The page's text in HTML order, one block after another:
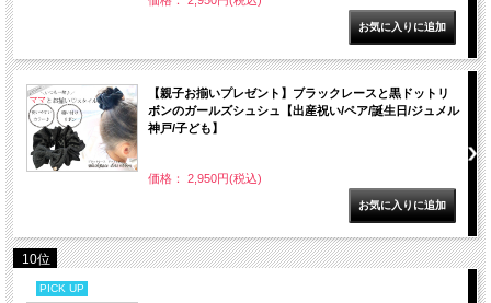
【親子お揃いプレゼント】ブラックレースと黒ドットリ
ボンのガールズシュシュ【出産祝い/ペア/誕生日/ジュメル
神戸/子ども】
価格： 2,950円(税込)
10位
PICK UP